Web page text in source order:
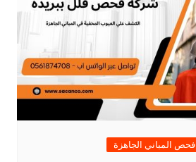
فحص المباني الجاهزة